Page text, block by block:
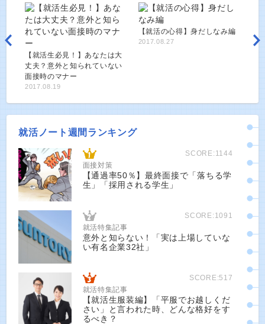
【就活生必見！】あなたは大
丈夫？意外と知られていない
面接時のマナー
2017.08.19
【就活の心得】身だしなみ編
2017.08.27
就活ノート週間ランキング
SCORE:1144
面接対策
【通過率50％】最終面接で「落ちる学
生」「採用される学生」
SCORE:1091
就活特集記事
意外と知らない！「実は上場していな
い有名企業32社」
SCORE:517
就活特集記事
【就活生服装編】「平服でお越しくだ
さい」と言われた時、どんな格好をす
るべき？